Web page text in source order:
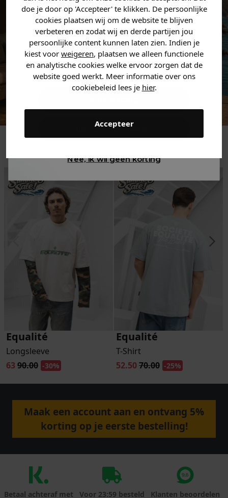
doe je door op 'Accepteer' te klikken. De persoonlijke
cookies plaatsen wij om de website te blijven
verbeteren en zodat wij en derde partijen jou
persoonlijke content kunnen laten zien. Indien je
kiest voor weigeren, plaatsen we alleen functionele
en analytische cookies welke ervoor zorgen dat de
website goed werkt. Meer informatie over ons
cookiebeleid lees je hier.
Accepteer
Equalité
Longsleeve
63 90.00 -30%
Equalité
T-Shirt
52.5070.00 -25%
Maak een account aan en ontvang 5%
korting op je eerste bestelling!
Betaal achteraf met
Voor 23:59 besteld
Klanten beoordelen
Heren kleding
Dames kleding
Gewoon rondkijken
Nee, ik wil geen korting